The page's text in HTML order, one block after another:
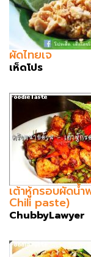
ผัดไทยเจ
เห็ดโปร
เต้าหู้กรอบผัดน้
Chili paste)
ChubbyLawyer